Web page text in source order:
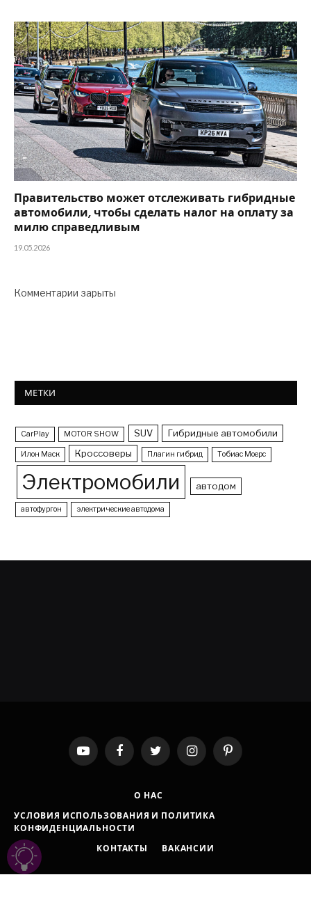
Правительство может отслеживать гибридные
автомобили, чтобы сделать налог на оплату за
милю справедливым
19.05.2026
Комментарии зарыты
МЕТКИ
CarPlay MOTOR SHOW SUV Гибридные автомобили
Илон Маск Кроссоверы Плагин гибрид Тобиас Моерс
Электромобили автодом
автофургон электрические автодома
YouTubeFacebookTwitter InstagramPinterest
О НАС
УСЛОВИЯ ИСПОЛЬЗОВАНИЯ И ПОЛИТИКА
КОНФИДЕНЦИАЛЬНОСТИ
КОНТАКТЫ
ВАКАНСИИ